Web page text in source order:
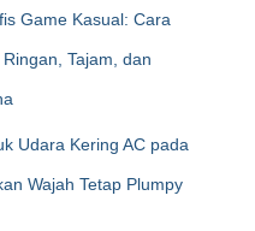
Game Kasual: Cara
Tajam, dan
Udara Kering AC pada
Wajah Tetap Plumpy